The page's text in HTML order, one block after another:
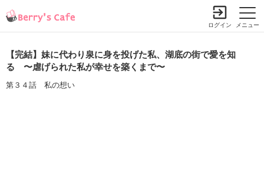
メニュー
ログイン
【完結】妹に代わり泉に身を投げた私、湖底の街で愛を知
る 〜虐げられた私が幸せを築くまで〜
第３４話 私の想い